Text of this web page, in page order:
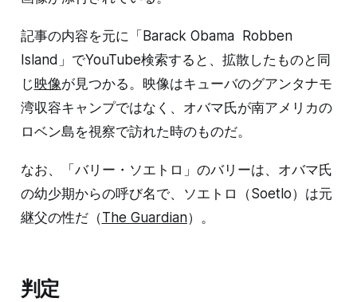
記事の内容を元に「Barack Obama Robben
Island」でYouTube検索すると、拡散したものと同
じ映像が見つかる。映像はキューバのグアンタナモ
湾収容キャンプではなく、オバマ氏が南アメリカの
ロベン島を視察で訪れた時のものだ。
なお、「バリー・ソエトロ」のバリーは、オバマ氏
の幼少期からの呼び名で、ソエトロ（Soetlo）は元
継父の性だ（The Guardian）。
判定